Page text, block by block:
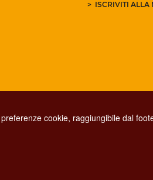
ISCRIVITI ALLA
cookie, raggiungibile dal